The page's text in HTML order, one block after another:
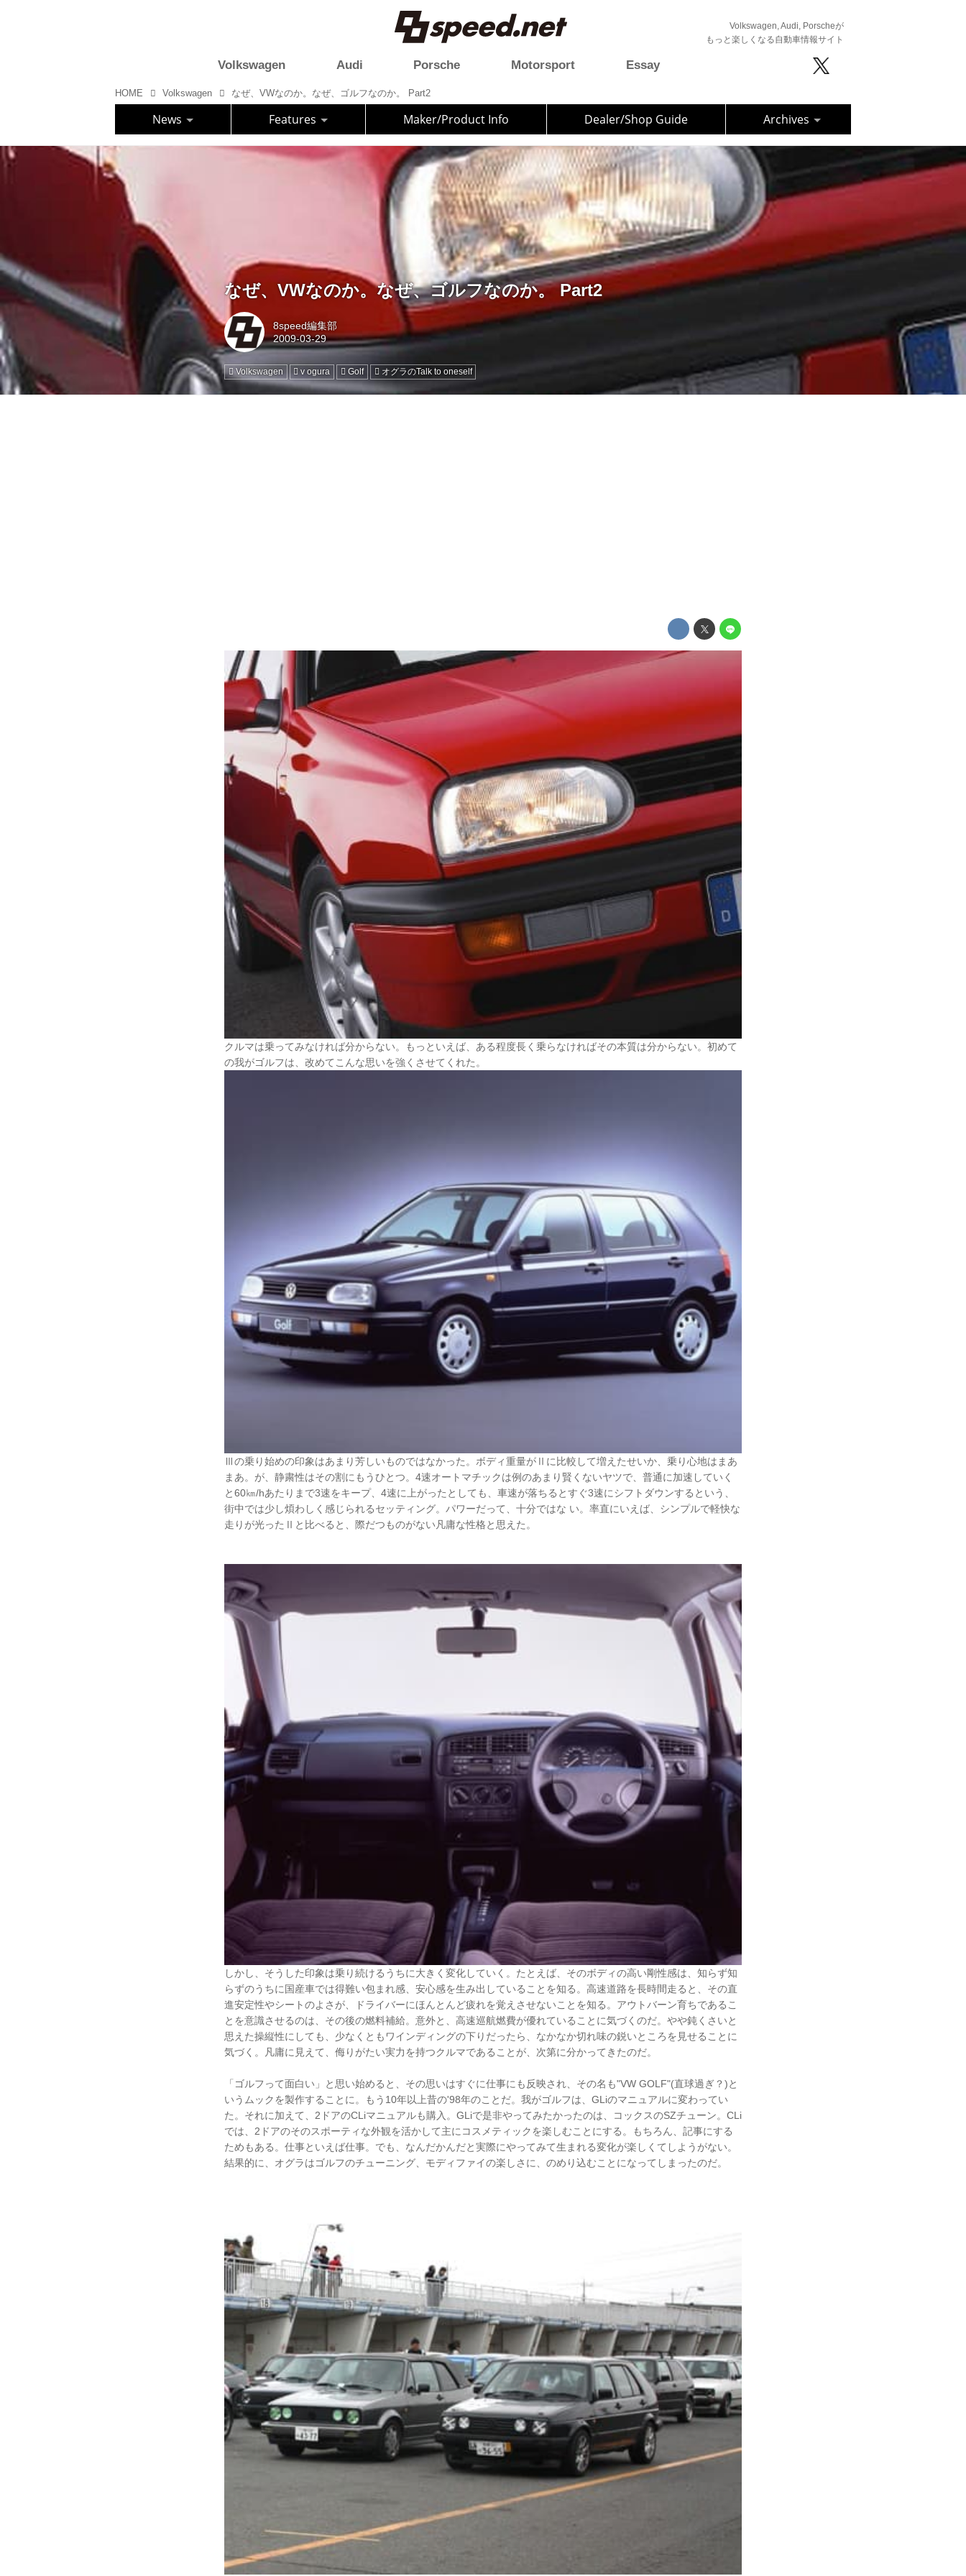
Volkswagen, Audi, Porscheが
もっと楽しくなる自動車情報サイト
Volkswagen Audi Porsche Motorsport Essay
HOME Volkswagen なぜ、VWなのか。なぜ、ゴルフなのか。 Part2
News Features Maker/Product Info Dealer/Shop Guide Archives
なぜ、VWなのか。なぜ、ゴルフなのか。 Part2
8speed編集部
Volkswagen v ogura Golf オグラのTalk to oneself
クルマは乗ってみなければ分からない。もっといえば、ある程度長く乗らなければその本質は分からない。初めて
の我がゴルフは、改めてこんな思いを強くさせてくれた。
Ⅲの乗り始めの印象はあまり芳しいものではなかった。ボディ重量がⅡに比較して増えたせいか、乗り心地はまあ
まあ。が、静粛性はその割にもうひとつ。4速オートマチックは例のあまり賢くないヤツで、普通に加速していく
と60㎞/hあたりまで3速をキープ、4速に上がったとしても、車速が落ちるとすぐ3速にシフトダウンするという、
街中では少し煩わしく感じられるセッティング。パワーだって、十分ではな い。率直にいえば、シンプルで軽快な
走りが光ったⅡと比べると、際だつものがない凡庸な性格と思えた。
しかし、そうした印象は乗り続けるうちに大きく変化していく。たとえば、そのボディの高い剛性感は、知らず知
らずのうちに国産車では得難い包まれ感、安心感を生み出していることを知る。高速道路を長時間走ると、その直
進安定性やシートのよさが、ドライバーにほんとんど疲れを覚えさせないことを知る。アウトバーン育ちであるこ
とを意識させるのは、その後の燃料補給。意外と、高速巡航燃費が優れていることに気づくのだ。やや鈍くさいと
思えた操縦性にしても、少なくともワインディングの下りだったら、なかなか切れ味の鋭いところを見せることに
気づく。凡庸に見えて、侮りがたい実力を持つクルマであることが、次第に分かってきたのだ。
「ゴルフって面白い」と思い始めると、その思いはすぐに仕事にも反映され、その名も"VW GOLF"(直球過ぎ？)と
いうムックを製作することに。もう10年以上昔の'98年のことだ。我がゴルフは、GLiのマニュアルに変わってい
た。それに加えて、2ドアのCLiマニュアルも購入。GLiで是非やってみたかったのは、コックスのSZチューン。CLi
では、2ドアのそのスポーティな外観を活かして主にコスメティックを楽しむことにする。もちろん、記事にする
ためもある。仕事といえば仕事。でも、なんだかんだと実際にやってみて生まれる変化が楽しくてしようがない。
結果的に、オグラはゴルフのチューニング、モディファイの楽しさに、のめり込むことになってしまったのだ。